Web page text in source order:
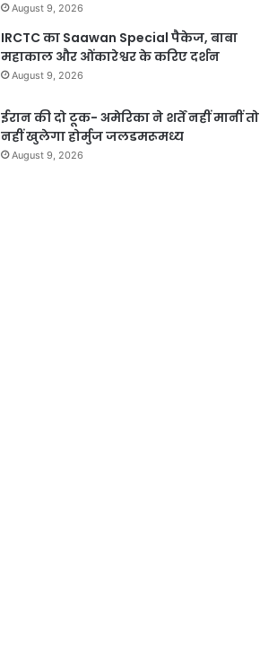
August 9, 2026
IRCTC का Saawan Special पैकेज, बाबा
महाकाल और ओंकारेश्वर के करिए दर्शन
August 9, 2026
ईरान की दो टूक- अमेरिका ने शर्तें नहीं मानीं तो
नहीं खुलेगा होर्मुज जलडमरूमध्य
August 9, 2026